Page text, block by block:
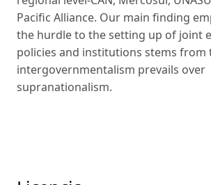
Pacific Alliance. Our main finding
the hurdle to the setting up of joint
policies and institutions stems from
intergovernmentalism prevails over
supranationalism.